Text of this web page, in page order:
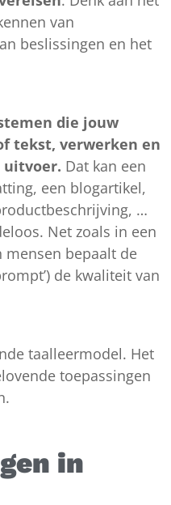
van
beslissingen en het
die jouw
tekst, verwerken en
uitvoer. Dat kan een
een blogartikel,
…
Net zoals in een
mensen bepaalt de
de kwaliteit van
taalleermodel. Het
toepassingen
in